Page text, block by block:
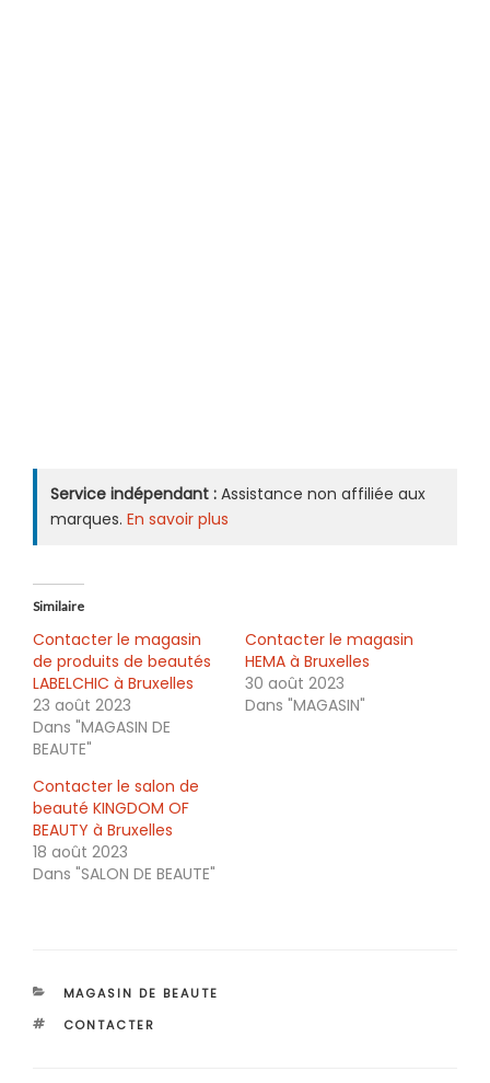
Service indépendant : Assistance non affiliée aux
marques. En savoir plus
Similaire
Contacter le magasin
de produits de beautés
LABELCHIC à Bruxelles
23 août 2023
Dans "MAGASIN DE
BEAUTE"
Contacter le magasin
HEMA à Bruxelles
30 août 2023
Dans "MAGASIN"
Contacter le salon de
beauté KINGDOM OF
BEAUTY à Bruxelles
18 août 2023
Dans "SALON DE BEAUTE"
CATÉGORIES
MAGASIN DE BEAUTE
ÉTIQUETTES
CONTACTER